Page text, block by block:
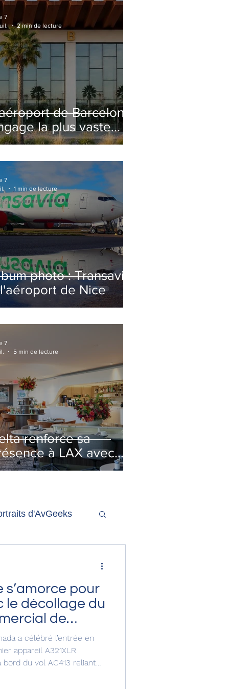
de Barcelone
la plus vaste
de son
7
2 min de lecture
photo : Transavia
de Nice
7
1 min de lecture
renforce sa
à LAX avec
de la
7
5 min de lecture
d'AvGeeks
s’amorce pour
le décollage du
de
a célébré l’entrée en
appareil A321XLR
bord du vol AC413 reliant